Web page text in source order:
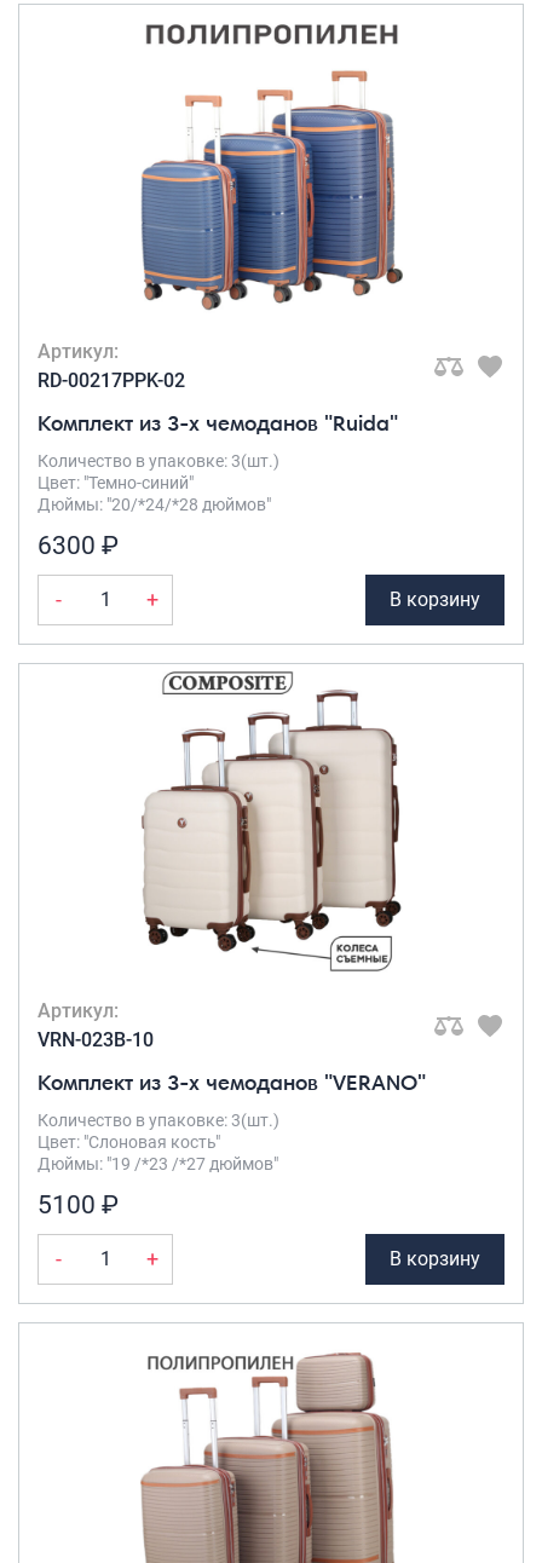
Артикул:
RD-00217PPK-02
Комплект из 3-х чемоданов "Ruida"
Количество в упаковке: 3(шт.)
Цвет: "Темно-синий"
Дюймы: "20/*24/*28 дюймов"
6300 ₽
- + В корзину
Артикул:
VRN-023B-10
Комплект из 3-х чемоданов "VERANO"
Количество в упаковке: 3(шт.)
Цвет: "Слоновая кость"
Дюймы: "19 /*23 /*27 дюймов"
5100 ₽
- + В корзину